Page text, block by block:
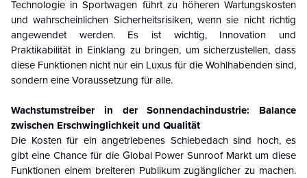
Technologie in Sportwagen führt zu höheren Wartungskosten
und wahrscheinlichen Sicherheitsrisiken, wenn sie nicht richtig
angewendet werden. Es ist wichtig, Innovation und
Praktikabilität in Einklang zu bringen, um sicherzustellen, dass
diese Funktionen nicht nur ein Luxus für die Wohlhabenden sind,
sondern eine Voraussetzung für alle.
Wachstumstreiber in der Sonnendachindustrie: Balance
zwischen Erschwinglichkeit und Qualität
Die Kosten für ein angetriebenes Schiebedach sind hoch, es
gibt eine Chance für die Global Power Sunroof Markt um diese
Funktionen einem breiteren Publikum zugänglicher zu machen.